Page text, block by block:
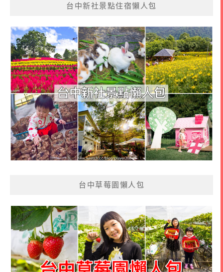
台中新社景點住宿懶人包
台中草莓園懶人包